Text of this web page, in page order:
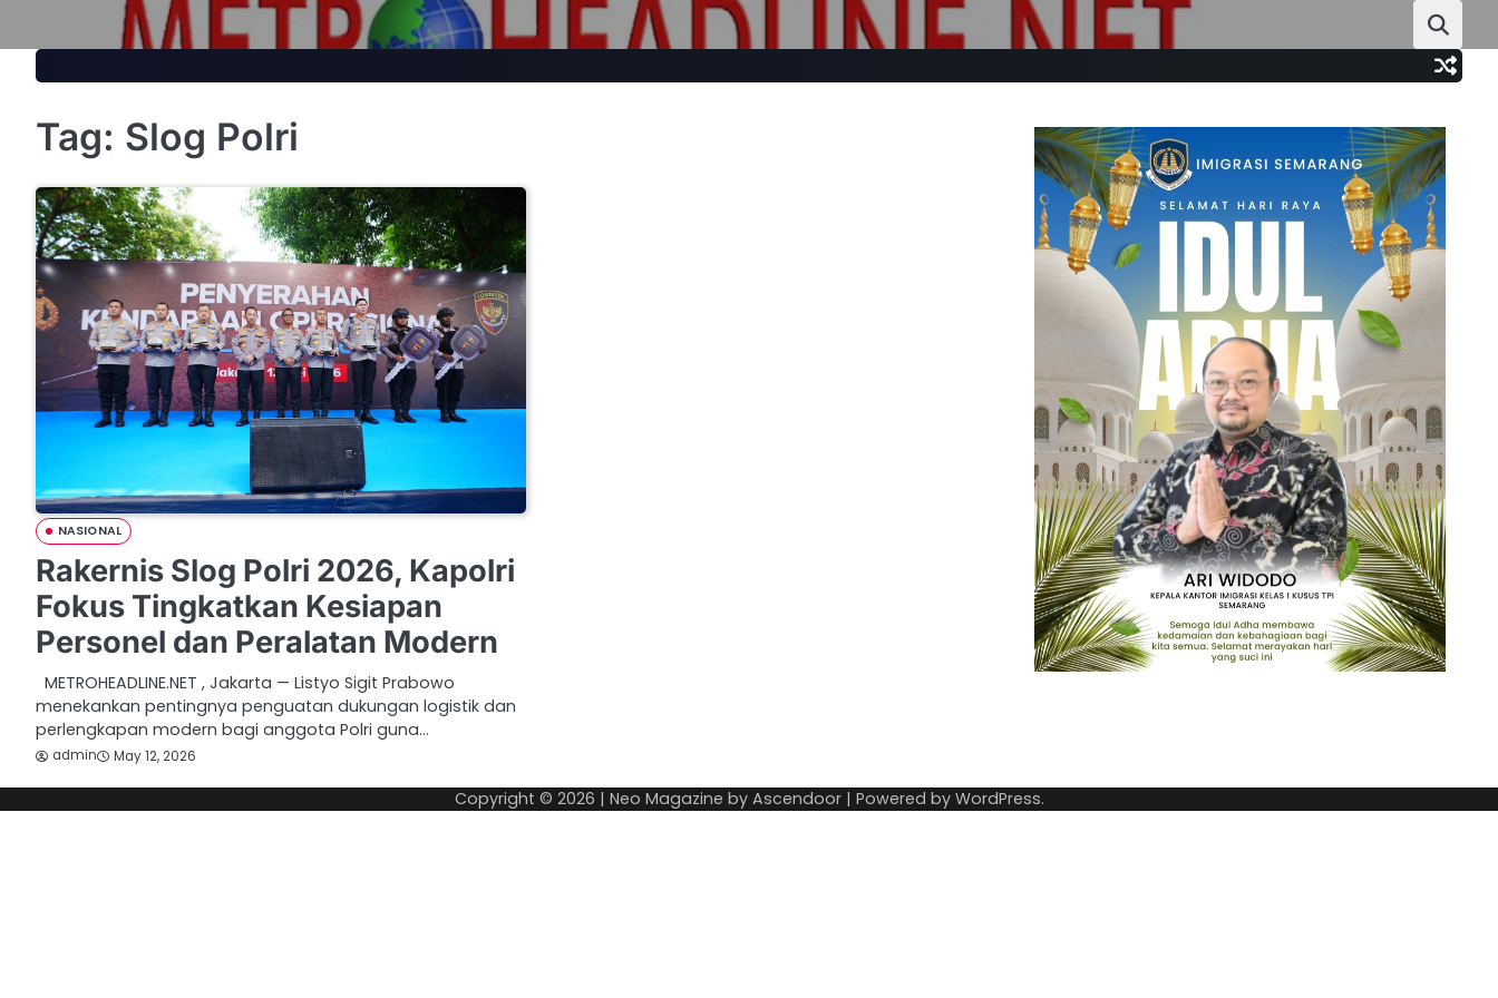
Tag: Slog Polri
NASIONAL
Rakernis Slog Polri 2026, Kapolri
Fokus Tingkatkan Kesiapan
Personel dan Peralatan Modern
METROHEADLINE.NET , Jakarta — Listyo Sigit Prabowo
menekankan pentingnya penguatan dukungan logistik dan
perlengkapan modern bagi anggota Polri guna…
admin May 12, 2026
Copyright © 2026 | Neo Magazine by Ascendoor| Powered by WordPress.